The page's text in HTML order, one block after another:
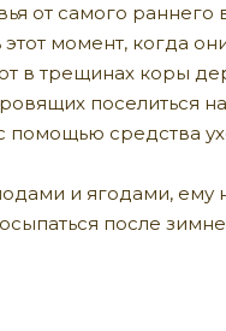
от самого раннего
момент, когда
в трещинах коры
поселиться
помощью средства
и ягодами, ему
после